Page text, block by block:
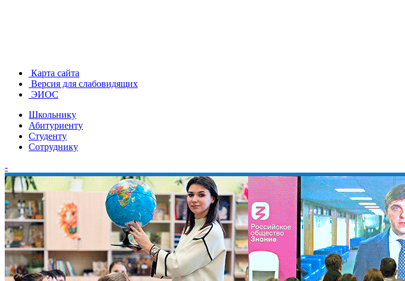
Карта сайта
Версия для слабовидящих
ЭИОС
Школьнику
Абитуриенту
Студенту
Сотруднику
-